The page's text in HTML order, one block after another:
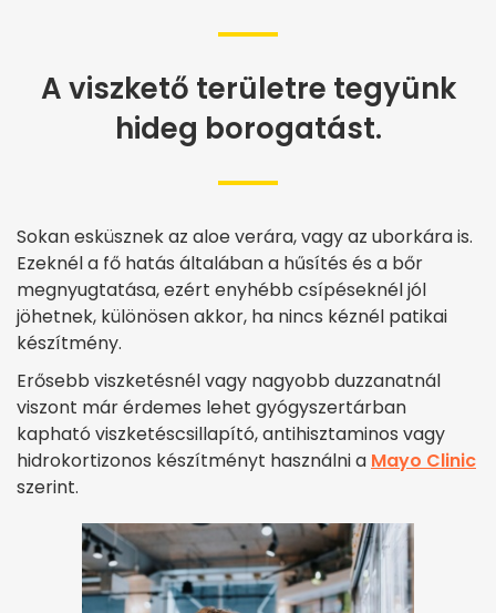
A viszkető területre tegyünk
hideg borogatást.
Sokan esküsznek az aloe verára, vagy az uborkára is.
Ezeknél a fő hatás általában a hűsítés és a bőr
megnyugtatása, ezért enyhébb csípéseknél jól
jöhetnek, különösen akkor, ha nincs kéznél patikai
készítmény.
Erősebb viszketésnél vagy nagyobb duzzanatnál
viszont már érdemes lehet gyógyszertárban
kapható viszketéscsillapító, antihisztaminos vagy
hidrokortizonos készítményt használni a Mayo Clinic
szerint.